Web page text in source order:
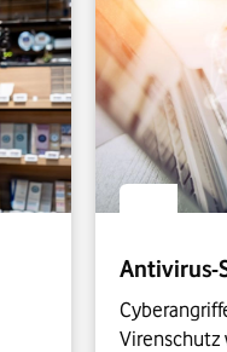
Antivirus-
Virenschutz